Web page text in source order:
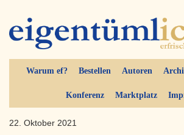
Warum ef? Bestellen Autoren
Konferenz Marktplatz
22. Oktober 2021